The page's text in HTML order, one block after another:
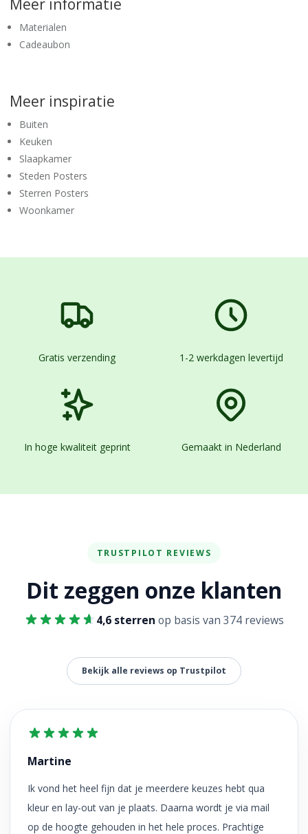
Materialen
Cadeaubon
Meer inspiratie
Buiten
Keuken
Slaapkamer
Steden Posters
Sterren Posters
Woonkamer
Gratis verzending 1-2 werkdagen levertijd
In hoge kwaliteit geprint Gemaakt in Nederland
TRUSTPILOT REVIEWS
Dit zeggen onze klanten
4,6 sterren op basis van 374 reviews
Bekijk alle reviews op Trustpilot
Martine
Ik vond het heel fijn dat je meerdere keuzes hebt qua
kleur en lay-out van je plaats. Daarna wordt je via mail
op de hoogte gehouden in het hele proces. Prachtige